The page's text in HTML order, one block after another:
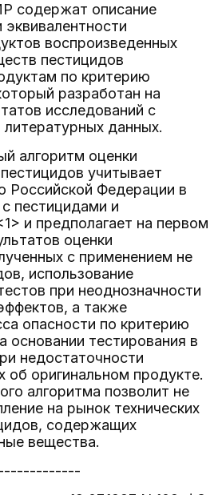
содержат описание
эквивалентности
воспроизведенных
пестицидов
по критерию
разработан на
исследований с
данных.
алгоритм оценки
учитывает
Российской Федерации в
пестицидами и
и предполагает на первом
оценки
с применением не
использование
при неоднозначности
а также
опасности по критерию
основании тестирования в
недостаточности
об оригинальном продукте.
алгоритма позволит не
на рынок технических
содержащих
вещества.